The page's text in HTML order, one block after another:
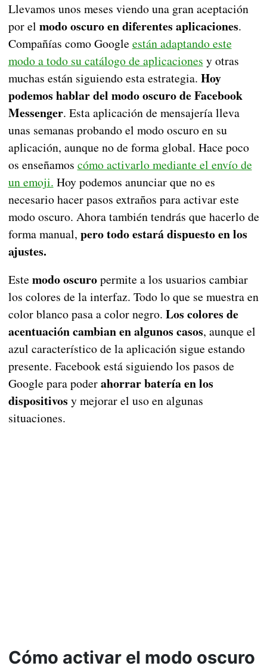
Llevamos unos meses viendo una gran aceptación
por el modo oscuro en diferentes aplicaciones.
Compañías como Google están adaptando este
modo a todo su catálogo de aplicaciones y otras
muchas están siguiendo esta estrategia. Hoy
podemos hablar del modo oscuro de Facebook
Messenger. Esta aplicación de mensajería lleva
unas semanas probando el modo oscuro en su
aplicación, aunque no de forma global. Hace poco
os enseñamos cómo activarlo mediante el envío de
un emoji. Hoy podemos anunciar que no es
necesario hacer pasos extraños para activar este
modo oscuro. Ahora también tendrás que hacerlo de
forma manual, pero todo estará dispuesto en los
ajustes.
Este modo oscuropermite a los usuarios cambiar
los colores de la interfaz. Todo lo que se muestra en
color blanco pasa a color negro. Los colores de
acentuación cambian en algunos casos, aunque el
azul característico de la aplicación sigue estando
presente. Facebook está siguiendo los pasos de
Google para poderahorrar batería en los
dispositivos y mejorar el uso en algunas
situaciones.
Cómo activar el modo oscuro